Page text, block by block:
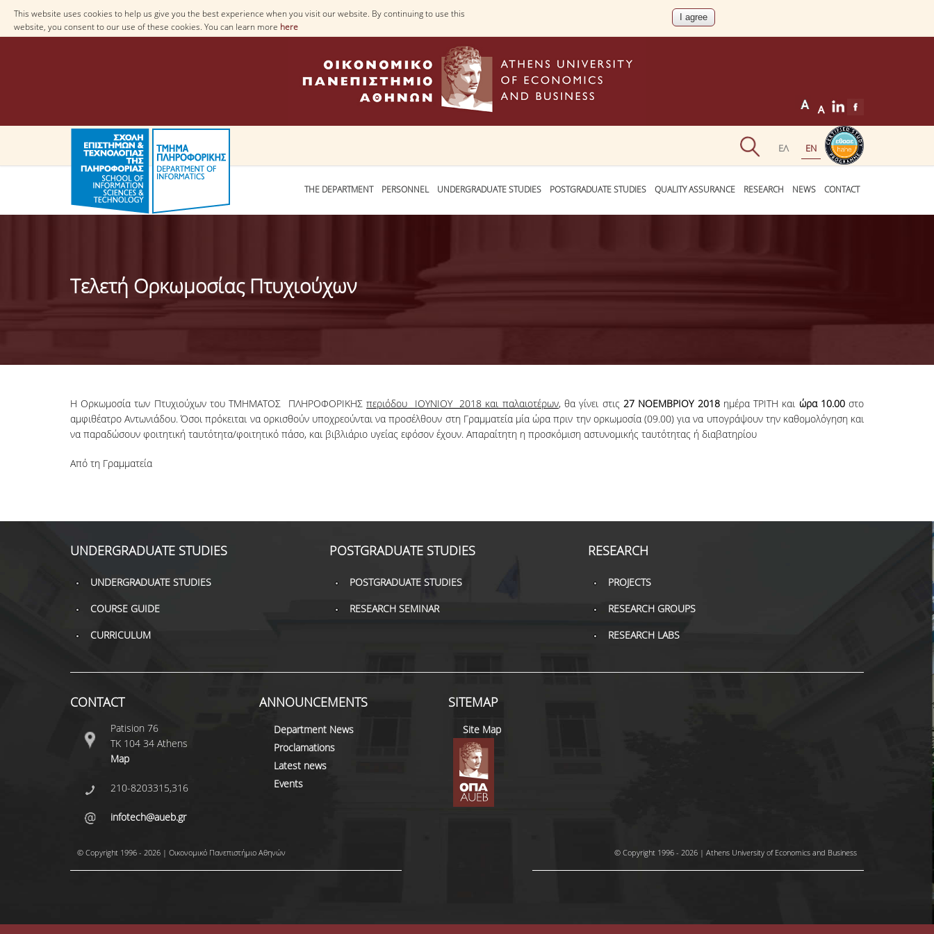
This website uses cookies to help us give you the best experience when you visit our website. By continuing to use this
website, you consent to our use of these cookies. You can learn more here
THE DEPARTMENT PERSONNEL UNDERGRADUATE STUDIES POSTGRADUATE STUDIES QUALITY ASSURANCE RESEARCH NEWS CONTACT
Τελετή Ορκωμοσίας Πτυχιούχων
Η Ορκωμοσία των Πτυχιούχων του ΤΜΗΜΑΤΟΣ ΠΛΗΡΟΦΟΡΙΚΗΣπεριόδου ΙΟΥΝΙΟΥ 2018 και παλαιοτέρων, θα γίνει στις 27 ΝΟΕΜΒΡΙΟΥ 2018ημέρα ΤΡΙΤΗ και ώρα 10.00στο
αμφιθέατρο Αντωνιάδου. Όσοι πρόκειται να ορκισθούν υποχρεούνται να προσέλθουν στη Γραμματεία μία ώρα πριν την oρκωμοσία (09.00) για να υπογράψουν την καθομολόγηση και
να παραδώσουν φοιτητική ταυτότητα/φοιτητικό πάσο, και βιβλιάριο υγείας εφόσον έχουν. Απαραίτητη η προσκόμιση αστυνομικής ταυτότητας ή διαβατηρίου
Από τη Γραμματεία
UNDERGRADUATE STUDIES
UNDERGRADUATE STUDIES
COURSE GUIDE
CURRICULUM
POSTGRADUATE STUDIES
POSTGRADUATE STUDIES
RESEARCH SEMINAR
RESEARCH
PROJECTS
RESEARCH GROUPS
RESEARCH LABS
CONTACT
Patision 76
ΤΚ 104 34 Athens
Map
210-8203315,316
infotech@aueb.gr
ANNOUNCEMENTS
Department News
Proclamations
Latest news
Events
SITEMAP
Site Map
© Copyright 1996 - 2026 | Οικονομικό Πανεπιστήμιο Αθηνών © Copyright 1996 - 2026 | Athens University of Economics and Business